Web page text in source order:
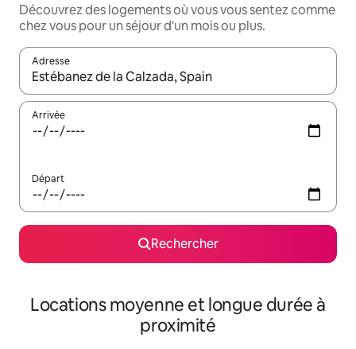
Découvrez des logements où vous vous sentez comme
chez vous pour un séjour d'un mois ou plus.
Adresse
Lorsque les résultats s'affichent, utilisez les flèches vers le
Arrivée
Départ
Rechercher
Locations moyenne et longue durée à
proximité